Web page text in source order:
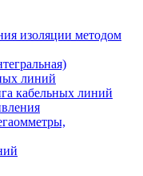
изоляции методом
линий
кабельных линий